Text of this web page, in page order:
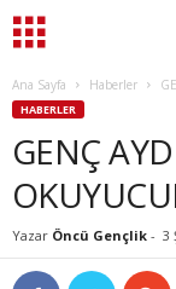
Ana Sayfa Haberler
HABERLER
GENÇ
Yazar Öncü Gençlik - 3